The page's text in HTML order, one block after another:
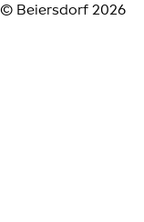
© Beiersdorf 2026